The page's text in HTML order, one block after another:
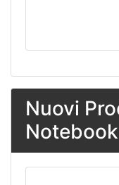
Nuovi
Notebook